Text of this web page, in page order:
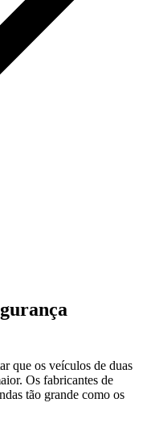
que os veículos de duas
Os fabricantes de
tão grande como os